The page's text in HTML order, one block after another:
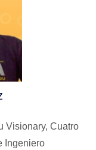
Visionary, Cuatro
Ingeniero